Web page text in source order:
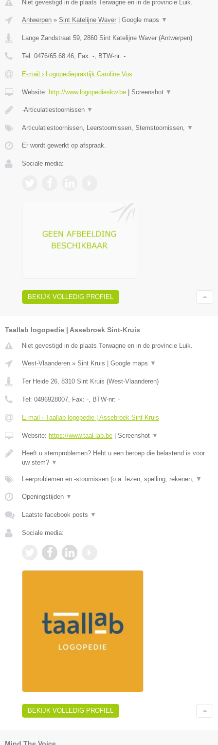
Niet gevestigd in de plaats Terwagne en in de provincie Luik.
Antwerpen » Sint Katelijne Waver Google maps ▼
Lange Zandstraat 59, 2860 Sint Katelijne Waver (Antwerpen)
Tel: 0476/65.68.46, Fax: -, BTW-nr: -
E-mail › Logopediepraktijk Caroline Vos
Website: http://www.logopedieskw.be Screenshot ▼
-Articulatiestoornissen ▼
Articulatiestoornissen, Leerstoornissen, Stemstoornissen, ▼
Er wordt gewerkt op afspraak.
Sociale media:
BEKIJK VOLLEDIG PROFIEL
Taallab logopedie | Assebroek Sint-Kruis
Niet gevestigd in de plaats Terwagne en in de provincie Luik.
West-Vlaanderen » Sint Kruis | Google maps ▼
Ter Heide 26 8310 Sint Kruis (West-Vlaanderen)
Tel: 0496928007 , Fax: - , BTW-nr: -
E-mail › Taallab logopedie | Assebroek Sint-Kruis
Website: https://www.taal-lab.be | Screenshot ▼
Heeft u stemproblemen? Hebt u een beroep die belastend is voor
uw stem? ▼
Leerproblemen en -stoornissen (o.a. lezen, spelling, rekenen, ▼
Openingstijden ▼
Laatste facebook posts ▼
Sociale media:
BEKIJK VOLLEDIG PROFIEL
Mind The Voice